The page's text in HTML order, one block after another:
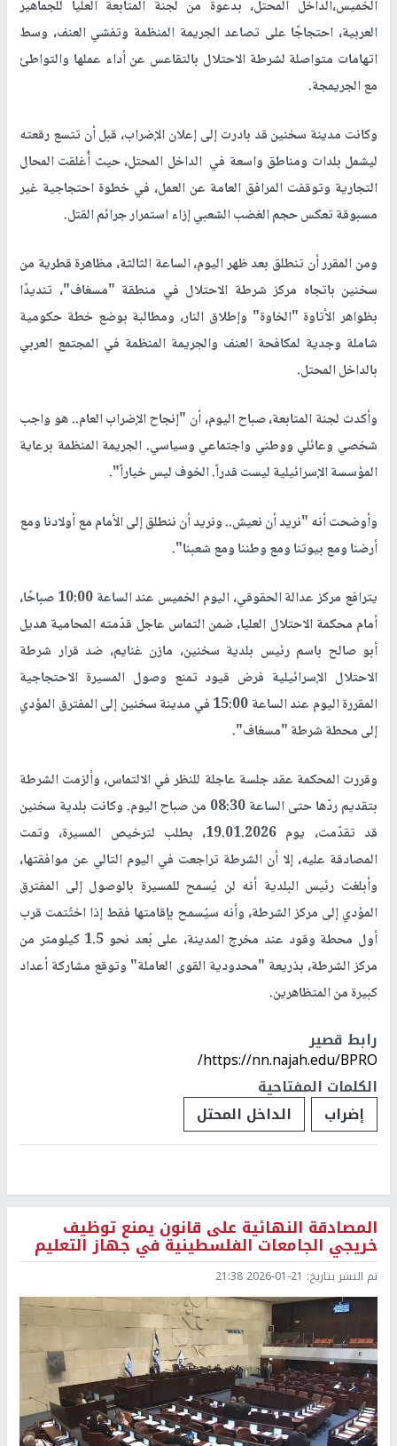
الخميس،الداخل المحتل، بدعوة من لجنة المتابعة العليا للجماهير
العربية، احتجاجًا على تصاعد الجريمة المنظمة وتفشي العنف، وسط
اتهامات متواصلة لشرطة الاحتلال بالتقاعس عن أداء عملها والتواطئ
مع الجريمجة.
وكانت مدينة سخنين قد بادرت إلى إعلان الإضراب، قبل أن تتسع رقعته
ليشمل بلدات ومناطق واسعة في الداخل المحتل، حيث أُغلقت المحال
التجارية وتوقفت المرافق العامة عن العمل، في خطوة احتجاجية غير
مسبوقة تعكس حجم الغضب الشعبي إزاء استمرار جرائم القتل.
ومن المقرر أن تنطلق بعد ظهر اليوم، الساعة الثالثة، مظاهرة قطرية من
سخنين باتجاه مركز شرطة الاحتلال في منطقة "مسغاف"، تنديدًا
بظواهر الأتاوة "الخاوة" وإطلاق النار، ومطالبة بوضع خطة حكومية
شاملة وجدية لمكافحة العنف والجريمة المنظمة في المجتمع العربي
بالداخل المحتل.
وأكدت لجنة المتابعة، صباح اليوم، أن "إنجاح الإضراب العام.. هو واجب
شخصي وعائلي ووطني واجتماعي وسياسي. الجريمة المنظمة برعاية
المؤسسة الإسرائيلية ليست قدراً. الخوف ليس خياراً".
وأوضحت أنه "نريد أن نعيش.. ونريد أن ننطلق إلى الأمام مع أولادنا ومع
أرضنا ومع بيوتنا ومع وطننا ومع شعبنا".
يترافع مركز عدالة الحقوقي، اليوم الخميس عند الساعة 10:00 صباحًا،
أمام محكمة الاحتلال العليا، ضمن التماس عاجل قدّمته المحامية هديل
أبو صالح باسم رئيس بلدية سخنين، مازن غنايم، ضد قرار شرطة
الاحتلال الإسرائيلية فرض قيود تمنع وصول المسيرة الاحتجاجية
المقررة اليوم عند الساعة 15:00 في مدينة سخنين إلى المفترق المؤدي
إلى محطة شرطة "مسغاف".
وقررت المحكمة عقد جلسة عاجلة للنظر في الالتماس، وألزمت الشرطة
بتقديم ردّها حتى الساعة 08:30 من صباح اليوم. وكانت بلدية سخنين
قد تقدّمت، يوم 19.01.2026، بطلب لترخيص المسيرة، وتمت
المصادقة عليه، إلا أن الشرطة تراجعت في اليوم التالي عن موافقتها،
وأبلغت رئيس البلدية أنه لن يُسمح للمسيرة بالوصول إلى المفترق
المؤدي إلى مركز الشرطة، وأنه سيُسمح بإقامتها فقط إذا اختُتمت قرب
أول محطة وقود عند مخرج المدينة، على بُعد نحو 1.5 كيلومتر من
مركز الشرطة، بذريعة "محدودية القوى العاملة" وتوقع مشاركة أعداد
كبيرة من المتظاهرين.
رابط قصير
https://nn.najah.edu/BPRO/
الكلمات المفتاحية
إضراب
الداخل المحتل
المصادقة النهائية على قانون يمنع توظيف
خريجي الجامعات الفلسطينية في جهاز التعليم
تم النشر بتاريخ: 2026-01-21 21:38